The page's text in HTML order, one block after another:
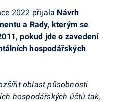
2022 přijala Návrh
a Rady, kterým se
pokud jde o zavedení
hospodářských
oblast působnosti
hospodářských účtů tak,